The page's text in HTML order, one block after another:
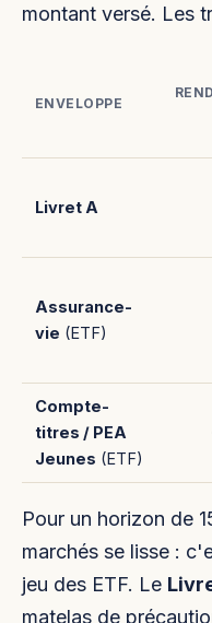
montant versé. Les
ENVELOPPE
Livret A
Assurance-
vie (ETF)
Compte-
titres / PEA
Jeunes (ETF)
Pour un horizon de
marchés se lisse :
jeu des ETF. Le
matelas de